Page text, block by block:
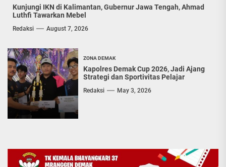
Kunjungi IKN di Kalimantan, Gubernur Jawa Tengah, Ahmad
Luthfi Tawarkan Mebel
Redaksi August 7, 2026
ZONA DEMAK
Kapolres Demak Cup 2026, Jadi Ajang
Strategi dan Sportivitas Pelajar
Redaksi May 3, 2026